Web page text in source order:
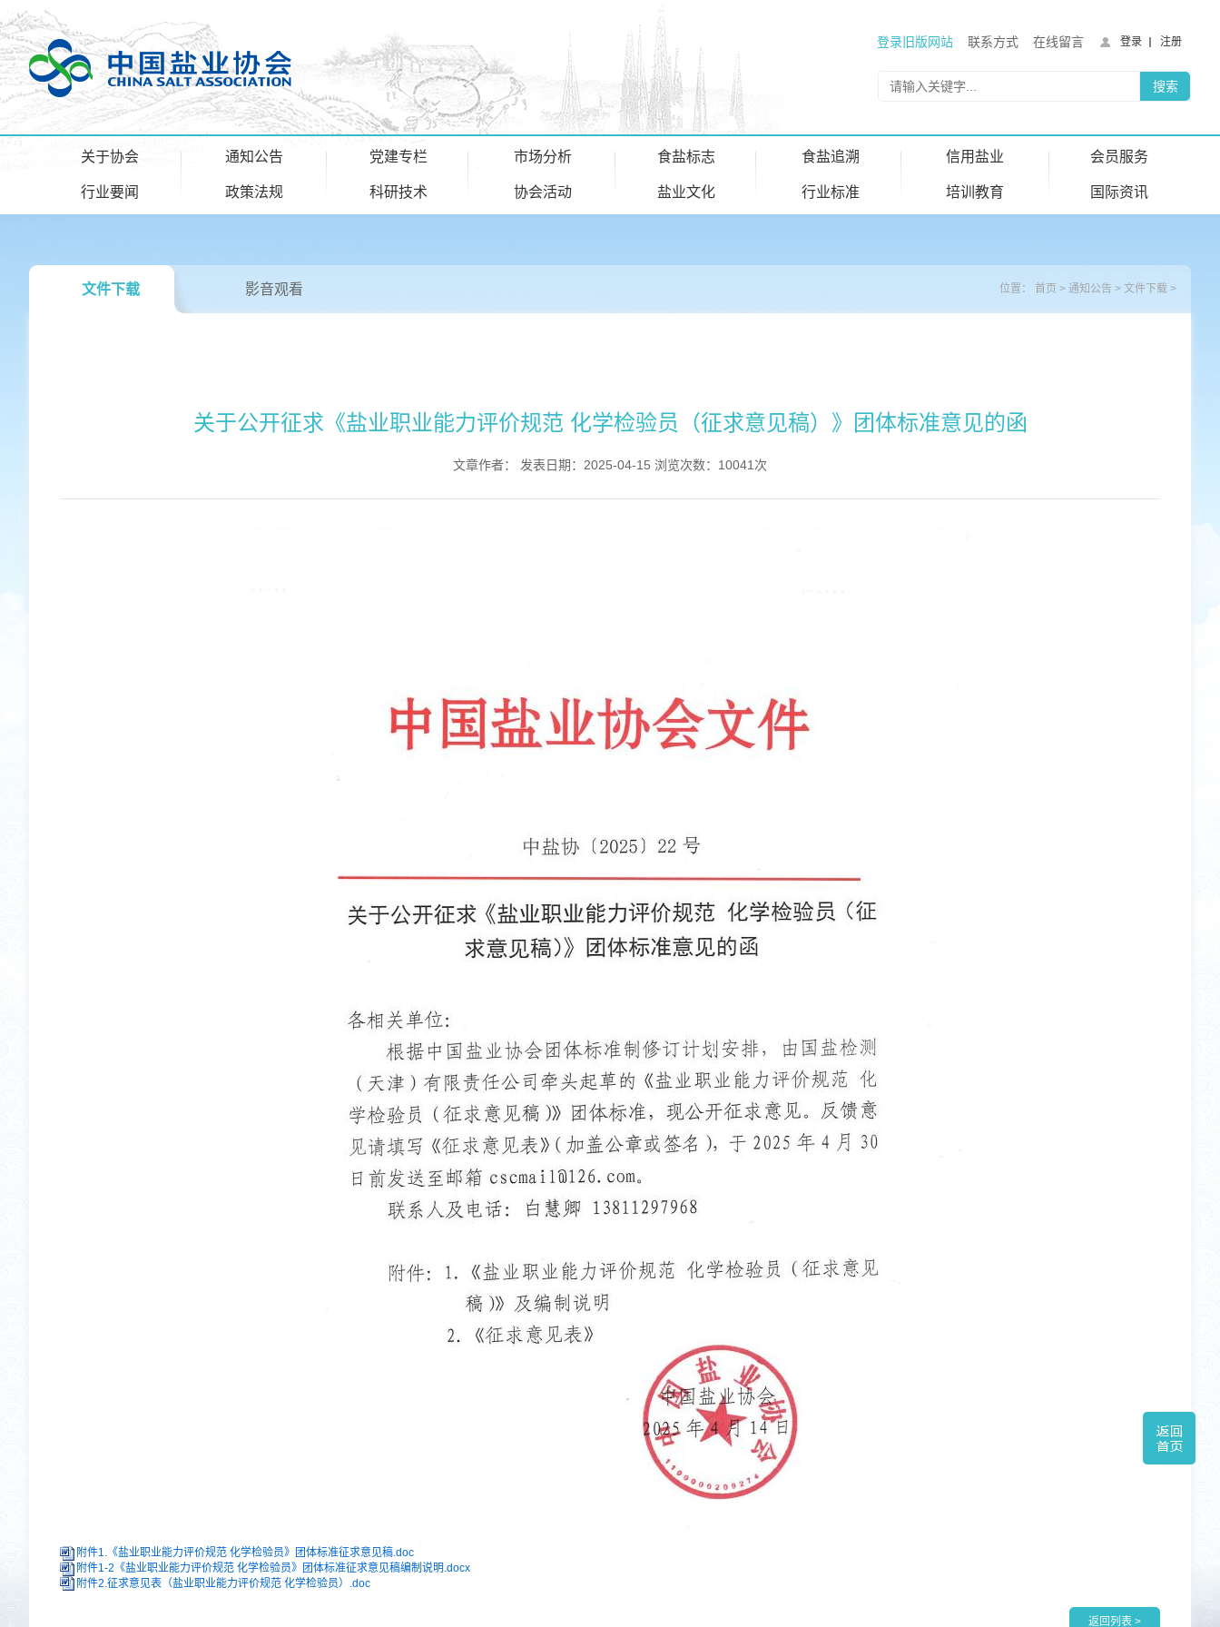
登录旧版网站 联系方式 在线留言 登录 注册
关于协会 通知公告 党建专栏 市场分析 食盐标志 食盐追溯 信用盐业 会员服务
行业要闻 政策法规 科研技术 协会活动 盐业文化 行业标准 培训教育 国际资讯
文件下载 影音观看 位置： 首页 > 通知公告 > 文件下载 >
关于公开征求《盐业职业能力评价规范 化学检验员（征求意见稿）》团体标准意见的函
文章作者： 发表日期：2025-04-15 浏览次数：10041次
附件1.《盐业职业能力评价规范 化学检验员》团体标准征求意见稿.doc
附件1-2《盐业职业能力评价规范 化学检验员》团体标准征求意见稿编制说明.docx
附件2.征求意见表（盐业职业能力评价规范 化学检验员）.doc
返回列表 >